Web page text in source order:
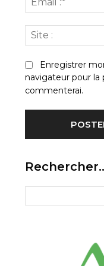
Enregistrer
navigateur pour la
commenterai.